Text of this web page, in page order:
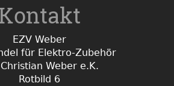
EZV Weber
für Elektro-Zubehör
Weber e.K.
Rotbild 6